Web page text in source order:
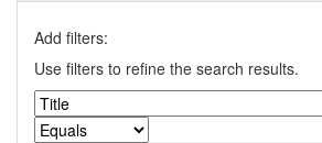
Add filters:
Use filters to refine the search results.